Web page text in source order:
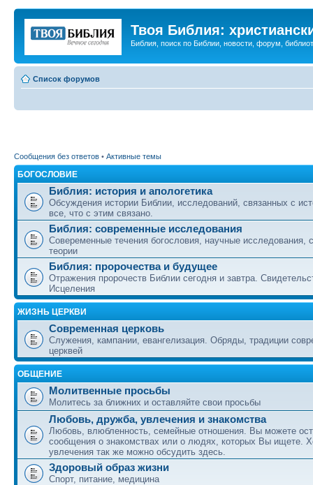
Твоя Библия:
Библия, поиск по Библии, новости, форум,
Список форумов
Сообщения без ответов • Активные темы
БОГОСЛОВИЕ
Библия: история и апологетика
Обсуждения истории Библии, исследований, связанных с
все, что с этим связано.
Библия: современные исследования
Совеременные течения богословия, научные исследования,
теории
Библия: пророчества и будущее
Отражения пророчеств Библии сегодня и завтра.
Исцеления
ЖИЗНЬ ЦЕРКВИ
Современная церковь
Служения, кампании, евангелизация. Обряды, традиции
церквей
ОБЩЕНИЕ
Молитвенные просьбы
Молитесь за ближних и оставляйте свои просьбы
Любовь, дружба, увлечения и знакомства
Любовь, влюбленность, семейные отношения. Вы можете
сообщения о знакомствах или о людях, которых Вы ищете.
увлечения так же можно обсудить здесь.
Здоровый образ жизни
Спорт, питание, медицина